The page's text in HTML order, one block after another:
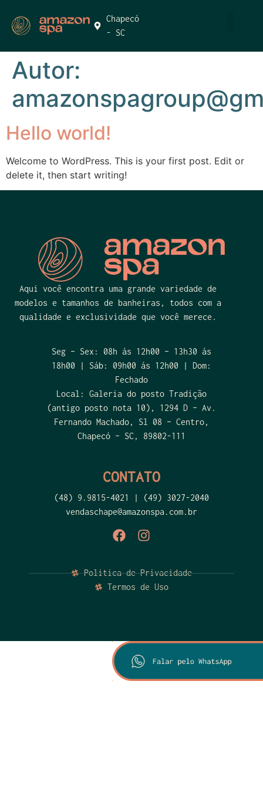
Chapecó
- SC
Autor:
Hello world!
Welcome to WordPress. This is your first post. Edit or
delete it, then start writing!
Aqui você encontra uma grande variedade de
modelos e tamanhos de banheiras, todos com a
qualidade e exclusividade que você merece.
Seg – Sex: 08h ás 12h00 – 13h30 ás
18h00 | Sáb: 09h00 ás 12h00 | Dom:
Fechado
Local: Galeria do posto Tradição
(antigo posto nota 10) , 1294 D – Av.
Fernando Machado, Sl 08 – Centro,
Chapecó – SC, 89802-111
CONTATO
(48) 9.9815-4021 | (49) 3027-2040
vendaschape@amazonspa.com.br
Politica de Privacidade
Termos de Uso